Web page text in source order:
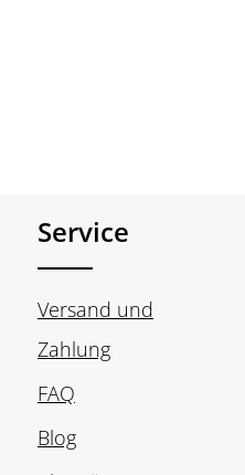
Service
Versand und
Zahlung
FAQ
Blog